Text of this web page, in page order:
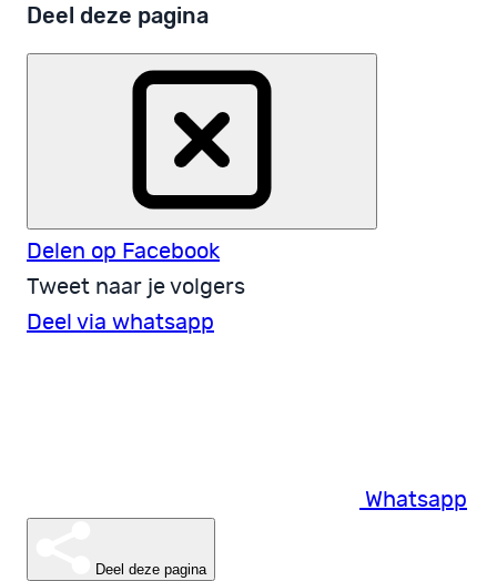
Deel deze pagina
Delen op Facebook
Tweet naar je volgers
Deel via whatsapp
Whatsapp
Deel deze pagina